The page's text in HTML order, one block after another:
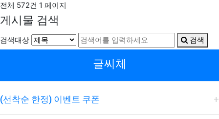
전체 572건 1 페이지
게시물 검색
검색대상 검색
글씨체
(선착순 한정) 이벤트 쿠폰